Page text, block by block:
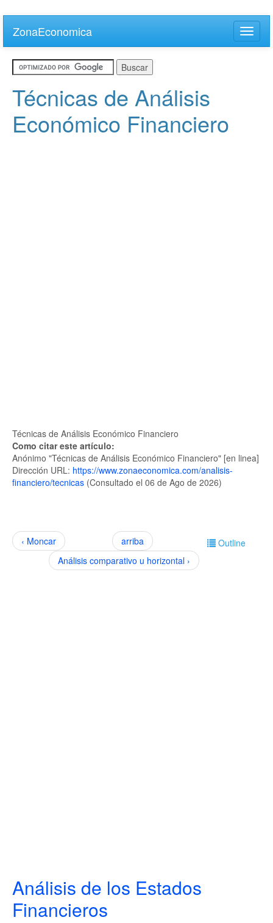
main
content
ZonaEconomica
Toggle
Técnicas de Análisis
Económico Financiero
Técnicas de Análisis Económico Financiero
Como citar este artículo:
Anónimo "Técnicas de Análisis Económico Financiero" [en linea]
Dirección URL: https://www.zonaeconomica.com/analisis-
financiero/tecnicas (Consultado el 06 de Ago de 2026)
Outline
‹ Moncar
arriba
Análisis comparativo u horizontal ›
Análisis de los Estados
Financieros